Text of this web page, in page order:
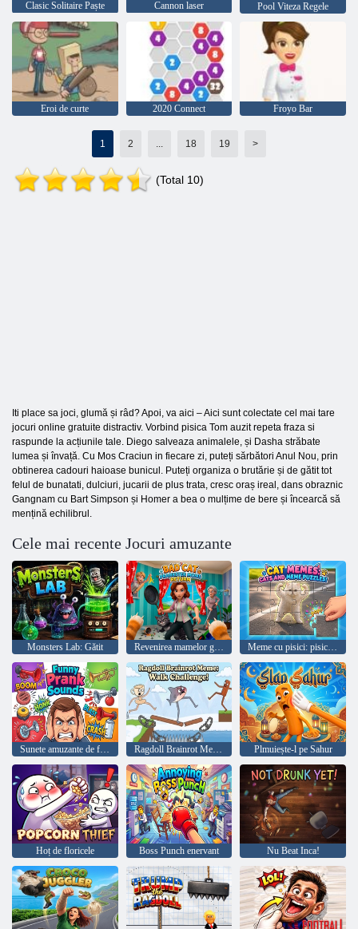
Clasic Solitaire Paște Cannon laser Pool Viteza Regele
Eroi de curte 2020 Connect Froyo Bar
1 2 18 19 >
(Total 10)
Iti place sa joci, glumă și râd? Apoi, va aici – Aici sunt colectate cel mai tare
jocuri online gratuite distractiv. Vorbind pisica Tom auzit repeta fraza si
raspunde la acțiunile tale. Diego salveaza animalele, și Dasha străbate
lumea și învață. Cu Mos Craciun in fiecare zi, puteți sărbători Anul Nou, prin
obtinerea cadouri haioase bunicul. Puteți organiza o brutărie și de gătit tot
felul de bunatati, dulciuri, jucarii de plus trata, cresc oraș ireal, dans obraznic
Gangnam cu Bart Simpson și Homer a bea o mulțime de bere și încearcă să
mențină echilibrul.
Cele mai recente Jocuri amuzante
Monsters Lab: Gătit Revenirea mamelor glumelor pisici rele Meme cu pisici: pisici și puzzle-uri cu meme!
Ragdoll Brainrot Meme: Walk Challenge! Plmuiește-l pe Sahur
Hoț de floricele Boss Punch enervant Nu Beat Inca!